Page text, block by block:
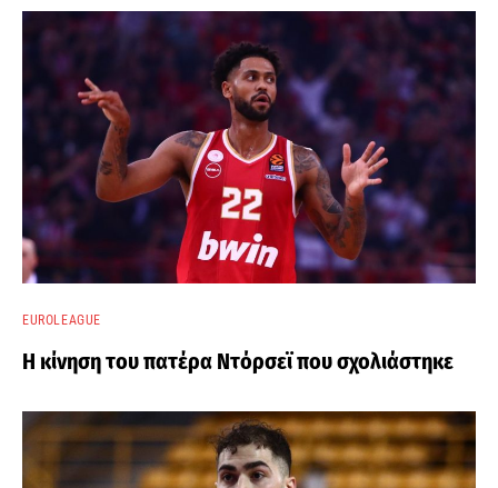
EUROLEAGUE
Η κίνηση του πατέρα Ντόρσεϊ που σχολιάστηκε